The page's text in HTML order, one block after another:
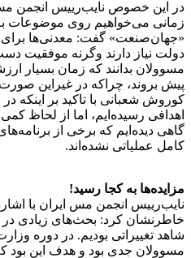
در این خصوص نایب‌رییس انجمن مس
زمانی می‌خواهیم روی موضوعات
«جهان‌صنعت» گفت: معدنی‌ها برای
دولت نیاز دارند وگرنه موفقیت
مسوولان بدانند که زمان بسیار
پیش بروند، چراکه در غیر‌این
کوروش شعبانی با تاکید بر اینکه
اهدافی رسیده‌ایم، اما از لحاظ
گاهی دیده‌ایم که برخی از
کامل عملیاتی نشده‌اند.
مزایده‌ها به کجا رسید!
نایب‌رییس انجمن مس ایران با
خاطرنشان کرد: بحث‌های زیادی
شاهد تغییراتی بودیم. در دوره
مسوولان جدی بود و هدف این بود